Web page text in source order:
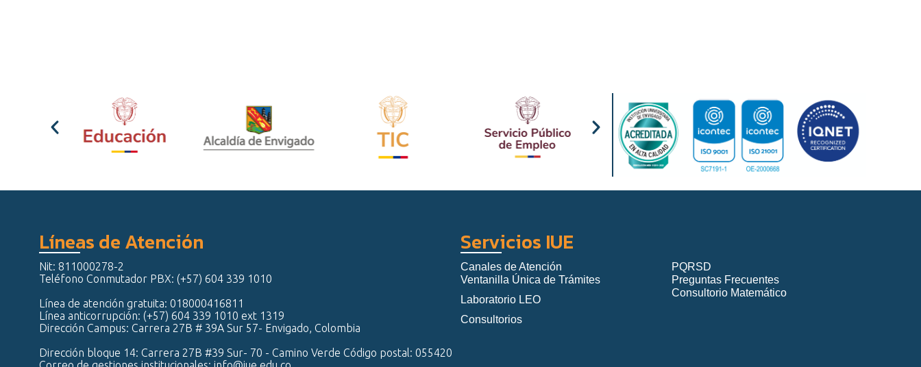
Líneas de Atención
Nit: 811000278-2
Teléfono Conmutador PBX: (+57) 604 339 1010
Línea de atención gratuita: 018000416811
Línea anticorrupción: (+57) 604 339 1010 ext 1319
Dirección Campus: Carrera 27B # 39A Sur 57- Envigado, Colombia
Dirección bloque 14: Carrera 27B #39 Sur- 70 - Camino Verde Código postal: 055420
Servicios IUE
Canales de Atención
Ventanilla Única de Trámites
Laboratorio LEO
Consultorios
PQRSD
Preguntas Frecuentes
Consultorio Matemático